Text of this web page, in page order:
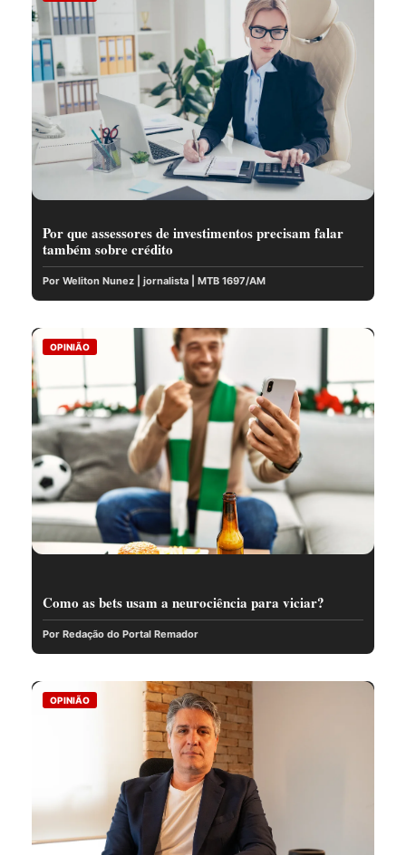
Por que assessores de investimentos precisam falar
também sobre crédito
Por Weliton Nunez | jornalista | MTB 1697/AM
OPINIÃO
Como as bets usam a neurociência para viciar?
Por Redação do Portal Remador
OPINIÃO